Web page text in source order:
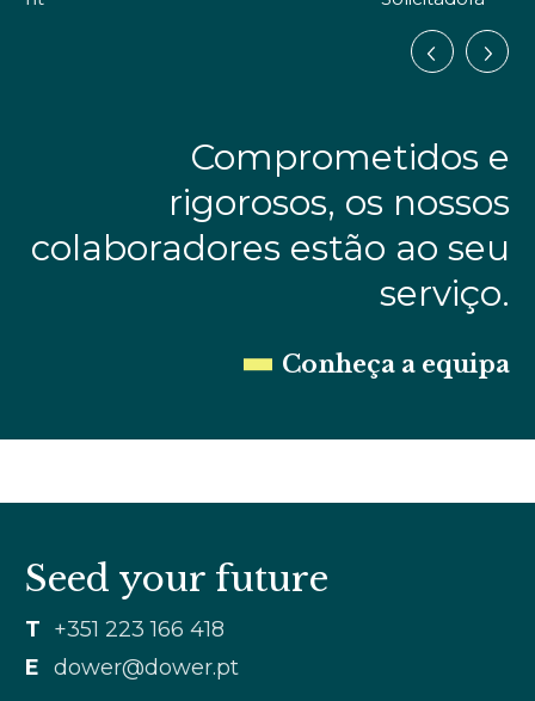
Comprometidos e
rigorosos, os nossos
colaboradores estão ao seu
serviço.
Conheça a equipa
Seed your future
T +351 223 166 418
E
dower@dower.pt